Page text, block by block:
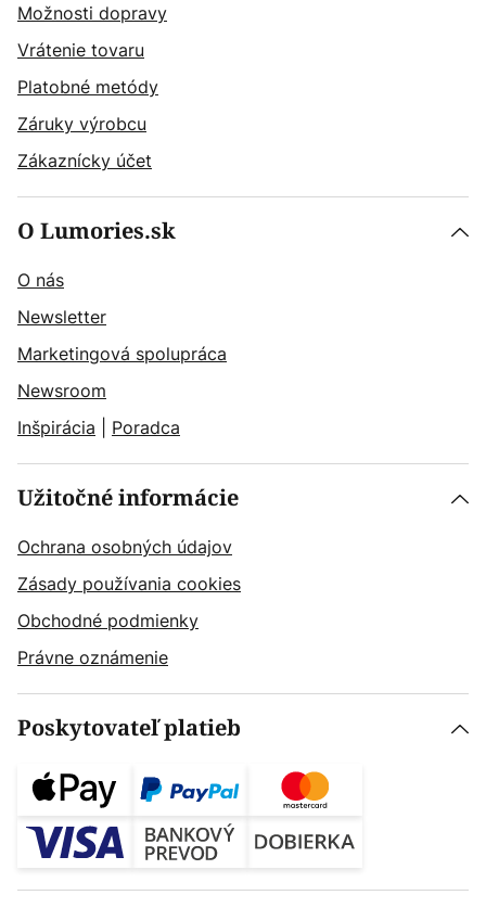
Možnosti dopravy
Vrátenie tovaru
Platobné metódy
Záruky výrobcu
Zákaznícky účet
O Lumories.sk
O nás
Newsletter
Marketingová spolupráca
Newsroom
Inšpirácia
Poradca
Užitočné informácie
Ochrana osobných údajov
Zásady používania cookies
Obchodné podmienky
Právne oznámenie
Poskytovateľ platieb